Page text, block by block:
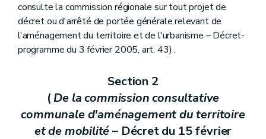
Art. 197
Art. 198
Art. 199
Art. 200
Art. 201
Art. 203
Art. 204
Section 4 Du retrait des mesures de protection
Art. 205
Section 5 Des effets des mesures de protection
Art. 206
consulte la commission régionale sur tout projet de
décret ou d'arrêté de portée générale relevant de
l'aménagement du territoire et de l'urbanisme – Décret-
programme du 3 février 2005, art. 43) .
Section 2
(De la commission consultative
communale d'aménagement du territoire
et de mobilité– Décret du 15 février